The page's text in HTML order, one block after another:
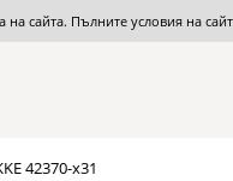
на сайта. Пълните условия на
42370-x31